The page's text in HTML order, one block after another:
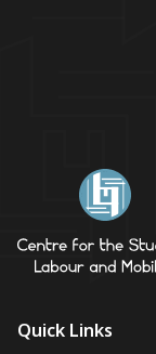
Quick Links